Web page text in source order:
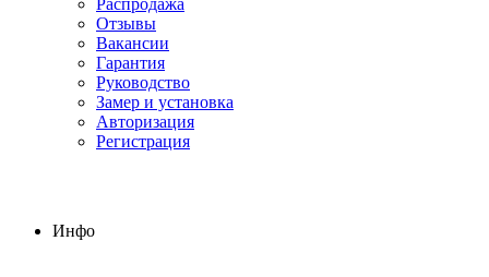
Отзывы
Вакансии
Гарантия
Руководство
Замер и установка
Авторизация
Регистрация
Инфо